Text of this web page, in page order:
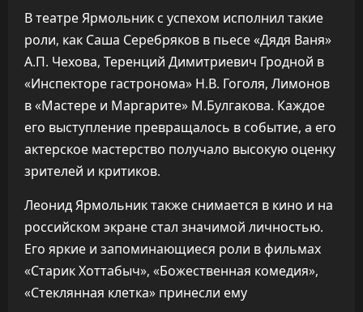
В театре Ярмольник с успехом исполнил такие
роли, как Саша Серебряков в пьесе «Дядя Ваня»
А.П. Чехова, Теренций Димитриевич Гродной в
«Инспекторе гастронома» Н.В. Гоголя, Лимонов
в «Мастере и Маргарите» М.Булгакова. Каждое
его выступление превращалось в событие, а его
актерское мастерство получало высокую оценку
зрителей и критиков.
Леонид Ярмольник также снимается в кино и на
российском экране стал значимой личностью.
Его яркие и запоминающиеся роли в фильмах
«Старик Хоттабыч», «Божественная комедия»,
«Стеклянная клетка» принесли ему